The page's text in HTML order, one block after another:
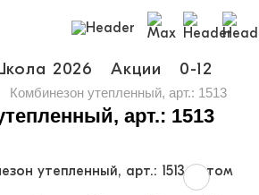
2026 Акции 0-12
Комбинезон утепленный, арт.: 1513
арт.: 1513